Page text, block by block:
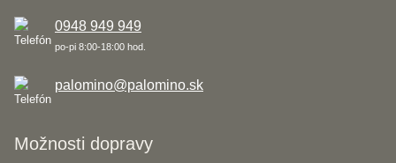
0948 949 949
po-pi 8:00-18:00 hod.
palomino@palomino.sk
Možnosti dopravy